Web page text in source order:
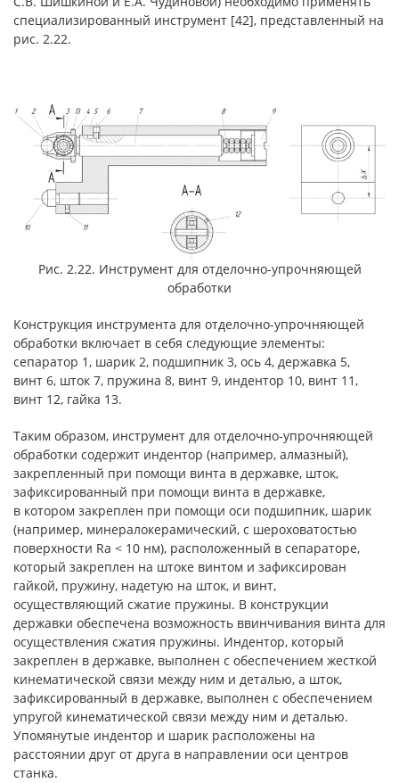
специализированный инструмент [42], представленный на
рис. 2.22.
Рис. 2.22. Инструмент для отделочно-упрочняющей
обработки
Конструкция инструмента для отделочно-упрочняющей
обработки включает в себя следующие элементы:
сепаратор 1, шарик 2, подшипник 3, ось 4, державка 5,
винт 6, шток 7, пружина 8, винт 9, индентор 10, винт 11,
винт 12, гайка 13.
Таким образом, инструмент для отделочно-упрочняющей
обработки содержит индентор (например, алмазный),
закрепленный при помощи винта в державке, шток,
зафиксированный при помощи винта в державке,
в котором закреплен при помощи оси подшипник, шарик
(например, минералокерамический, с шероховатостью
поверхности Ra < 10 нм), расположенный в сепараторе,
который закреплен на штоке винтом и зафиксирован
гайкой, пружину, надетую на шток, и винт,
осуществляющий сжатие пружины. В конструкции
державки обеспечена возможность ввинчивания винта для
осуществления сжатия пружины. Индентор, который
закреплен в державке, выполнен с обеспечением жесткой
кинематической связи между ним и деталью, а шток,
зафиксированный в державке, выполнен с обеспечением
упругой кинематической связи между ним и деталью.
Упомянутые индентор и шарик расположены на
расстоянии друг от друга в направлении оси центров
станка.